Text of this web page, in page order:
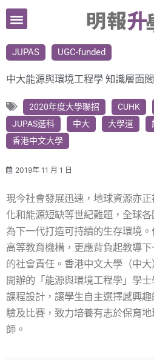
跳
要
內
JUPAS UGC-funded
中大能源與環境工程學 知識層面
2020年度大學聯招 CUHK
JUPAS選科
中大 大學道
香港中文大學
2019年 11 月 1 日
現今社會發展迅速，地球資源亦
化和能源短缺等世紀難題，全球
為下一代打造可持續的生存環境
高等教育機構，更應背負起教導
的社會責任。香港中文大學（中
開辦的「能源與環境工程學」學
課程設計，讓學生自主選擇感興
驗及比賽，致力培養有志於保育
師。